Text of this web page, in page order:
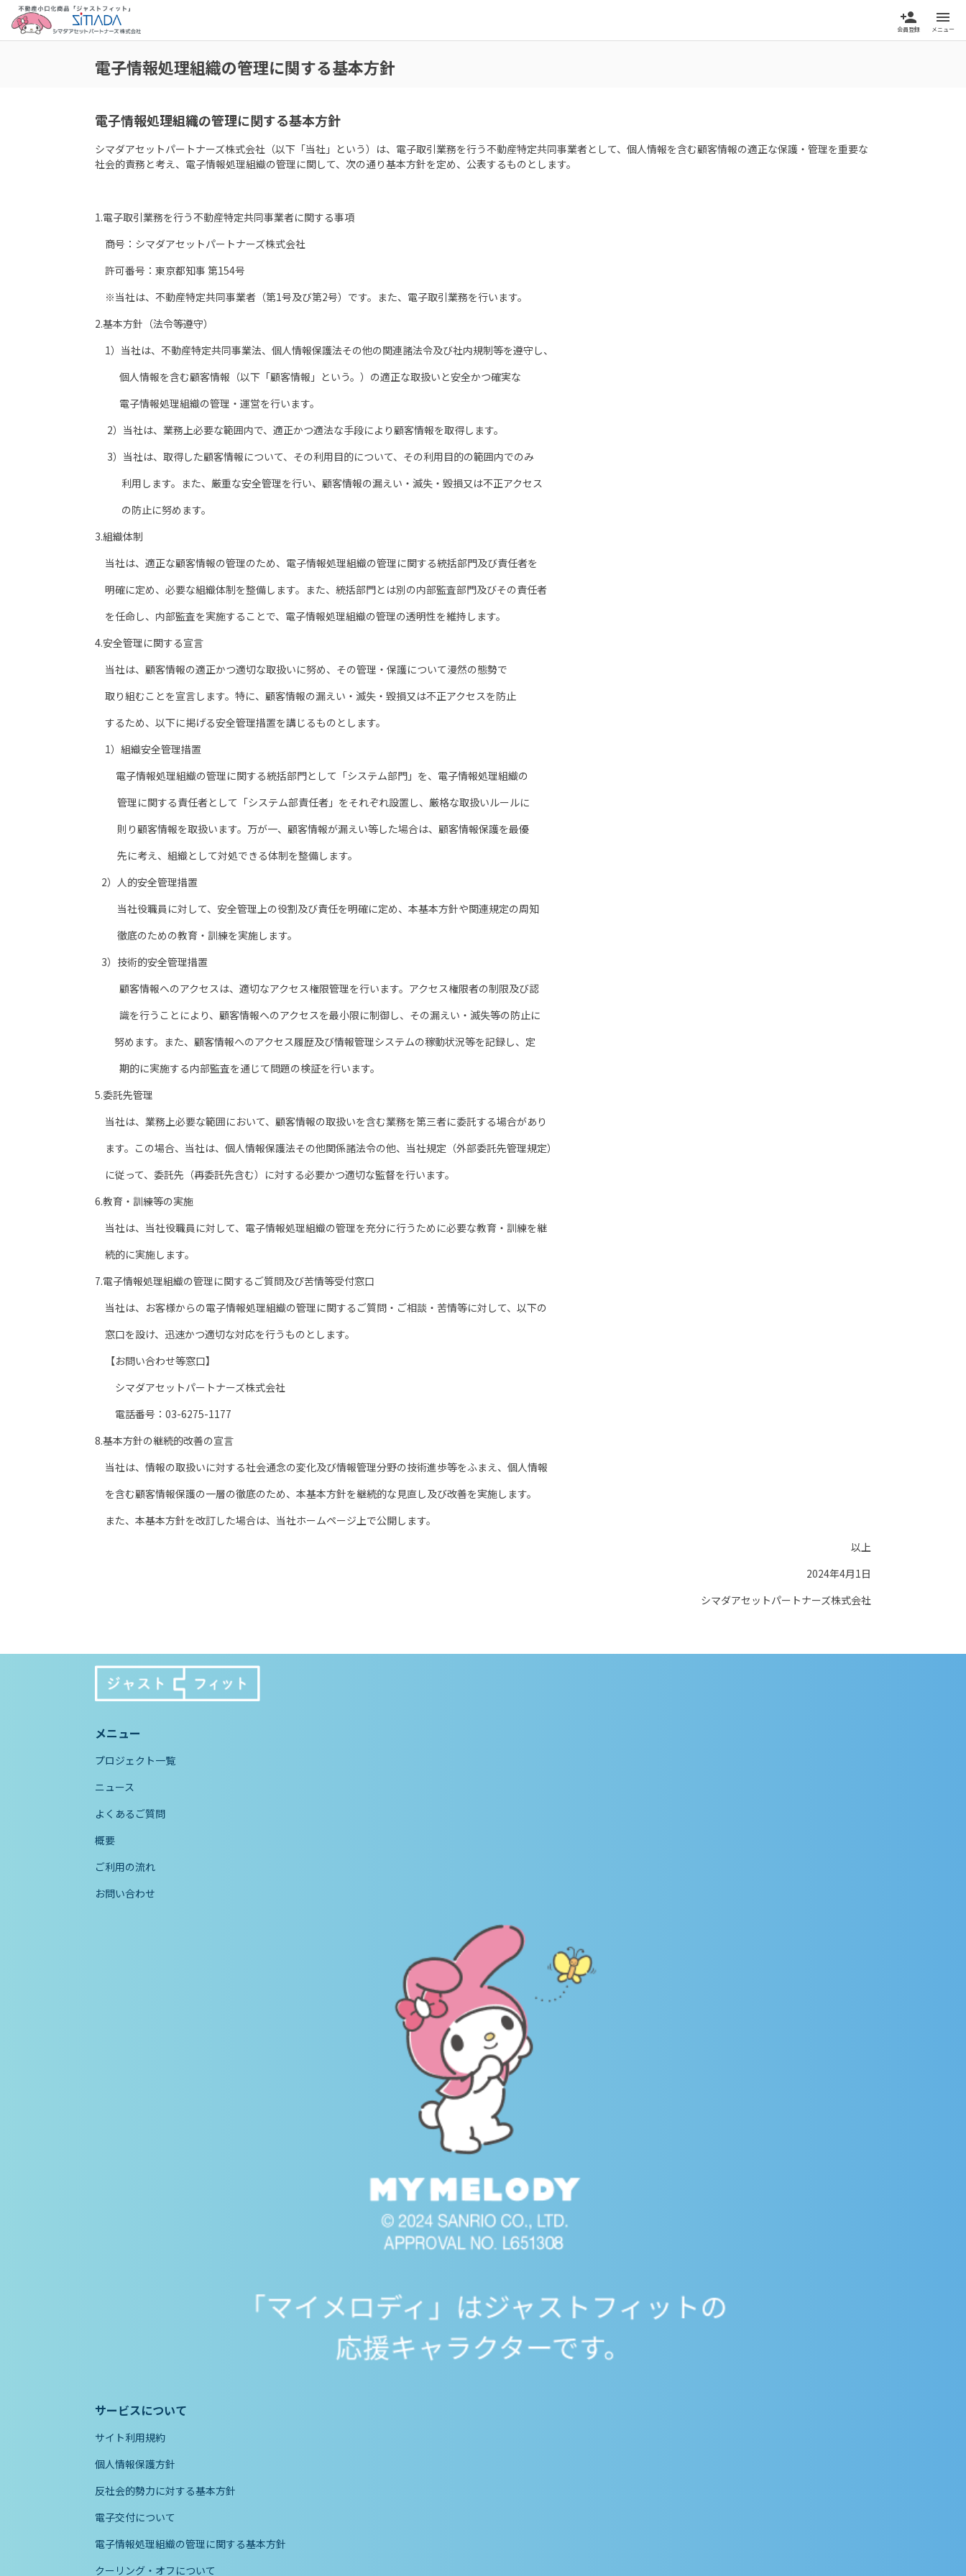
person_add
会員登録
menu
メニュー
電子情報処理組織の管理に関する基本方針
電子情報処理組織の管理に関する基本方針
シマダアセットパートナーズ株式会社（以下「当社」という）は、電子取引業務を行う不動産特定共同事業者として、個人情報を含む顧客情報の適正な保護・管理を重要な
社会的責務と考え、電子情報処理組織の管理に関して、次の通り基本方針を定め、公表するものとします。
1.電子取引業務を行う不動産特定共同事業者に関する事項
商号：シマダアセットパートナーズ株式会社
許可番号：東京都知事 第154号
※当社は、不動産特定共同事業者（第1号及び第2号）です。また、電子取引業務を行います。
2.基本方針（法令等遵守）
1）当社は、不動産特定共同事業法、個人情報保護法その他の関連諸法令及び社内規制等を遵守し、
個人情報を含む顧客情報（以下「顧客情報」という。）の適正な取扱いと安全かつ確実な
電子情報処理組織の管理・運営を行います。
2）当社は、業務上必要な範囲内で、適正かつ適法な手段により顧客情報を取得します。
3）当社は、取得した顧客情報について、その利用目的について、その利用目的の範囲内でのみ
利用します。また、厳重な安全管理を行い、顧客情報の漏えい・滅失・毀損又は不正アクセス
の防止に努めます。
3.組織体制
当社は、適正な顧客情報の管理のため、電子情報処理組織の管理に関する統括部門及び責任者を
明確に定め、必要な組織体制を整備します。また、統括部門とは別の内部監査部門及びその責任者
を任命し、内部監査を実施することで、電子情報処理組織の管理の透明性を維持します。
4.安全管理に関する宣言
当社は、顧客情報の適正かつ適切な取扱いに努め、その管理・保護について漫然の態勢で
取り組むことを宣言します。特に、顧客情報の漏えい・滅失・毀損又は不正アクセスを防止
するため、以下に掲げる安全管理措置を講じるものとします。
1）組織安全管理措置
電子情報処理組織の管理に関する統括部門として「システム部門」を、電子情報処理組織の
管理に関する責任者として「システム部責任者」をそれぞれ設置し、厳格な取扱いルールに
則り顧客情報を取扱います。万が一、顧客情報が漏えい等した場合は、顧客情報保護を最優
先に考え、組織として対処できる体制を整備します。
2）人的安全管理措置
当社役職員に対して、安全管理上の役割及び責任を明確に定め、本基本方針や関連規定の周知
徹底のための教育・訓練を実施します。
3）技術的安全管理措置
顧客情報へのアクセスは、適切なアクセス権限管理を行います。アクセス権限者の制限及び認
識を行うことにより、顧客情報へのアクセスを最小限に制御し、その漏えい・滅失等の防止に
努めます。また、顧客情報へのアクセス履歴及び情報管理システムの稼動状況等を記録し、定
期的に実施する内部監査を通じて問題の検証を行います。
5.委託先管理
当社は、業務上必要な範囲において、顧客情報の取扱いを含む業務を第三者に委託する場合があり
ます。この場合、当社は、個人情報保護法その他関係諸法令の他、当社規定（外部委託先管理規定）
に従って、委託先（再委託先含む）に対する必要かつ適切な監督を行います。
6.教育・訓練等の実施
当社は、当社役職員に対して、電子情報処理組織の管理を充分に行うために必要な教育・訓練を継
続的に実施します。
7.電子情報処理組織の管理に関するご質問及び苦情等受付窓口
当社は、お客様からの電子情報処理組織の管理に関するご質問・ご相談・苦情等に対して、以下の
窓口を設け、迅速かつ適切な対応を行うものとします。
【お問い合わせ等窓口】
シマダアセットパートナーズ株式会社
電話番号：03-6275-1177
8.基本方針の継続的改善の宣言
当社は、情報の取扱いに対する社会通念の変化及び情報管理分野の技術進歩等をふまえ、個人情報
を含む顧客情報保護の一層の徹底のため、本基本方針を継続的な見直し及び改善を実施します。
また、本基本方針を改訂した場合は、当社ホームページ上で公開します。
以上
2024年4月1日
シマダアセットパートナーズ株式会社
メニュー
プロジェクト一覧
ニュース
よくあるご質問
概要
ご利用の流れ
お問い合わせ
サービスについて
サイト利用規約
個人情報保護方針
反社会的勢力に対する基本方針
電子交付について
電子情報処理組織の管理に関する基本方針
クーリング・オフについて